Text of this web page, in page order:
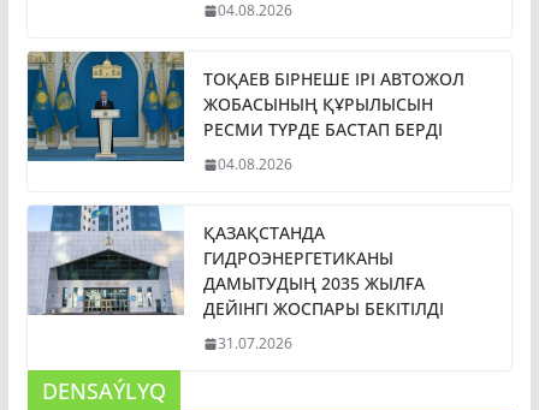
04.08.2026
ТОҚАЕВ БІРНЕШЕ ІРІ АВТОЖОЛ
ЖОБАСЫНЫҢ ҚҰРЫЛЫСЫН
РЕСМИ ТҮРДЕ БАСТАП БЕРДІ
04.08.2026
ҚАЗАҚСТАНДА
ГИДРОЭНЕРГЕТИКАНЫ
ДАМЫТУДЫҢ 2035 ЖЫЛҒА
ДЕЙІНГІ ЖОСПАРЫ БЕКІТІЛДІ
31.07.2026
DENSAÝLYQ